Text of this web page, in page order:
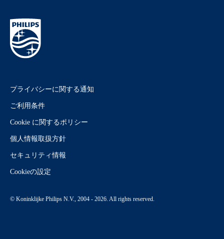
プライバシーに関する通知
ご利用条件
Cookie に関するポリシー
個人情報取扱方針
セキュリティ情報
Cookieの設定
© Koninklijke Philips N.V., 2004 - 2026. All rights reserved.